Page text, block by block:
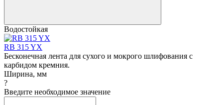
Водостойкая
RB 315 YX
Бесконечная лента для сухого и мокрого шлифования с
карбидом кремния.
Ширина, мм
?
Введите необходимое значение